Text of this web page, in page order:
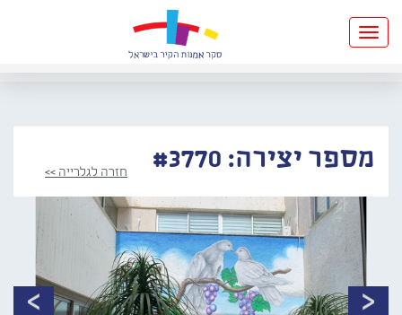
Toggle
navigation
מספר יצירה: #3770 חזרה לגלרייה >>